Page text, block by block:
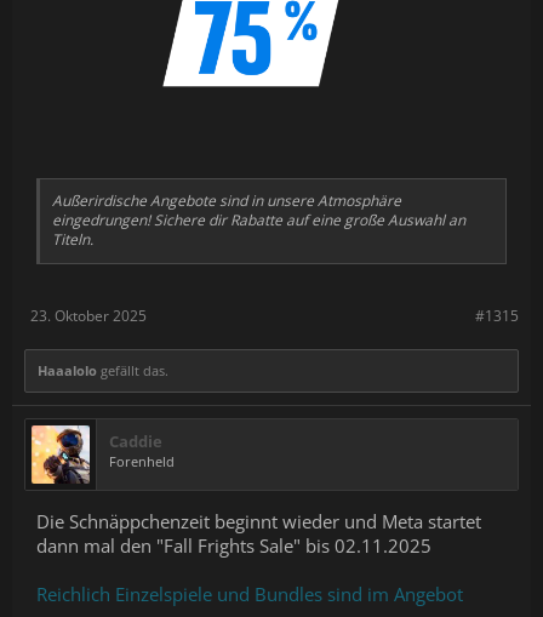
Außerirdische Angebote sind in unsere Atmosphäre
eingedrungen! Sichere dir Rabatte auf eine große Auswahl an
Titeln.
#1315
23. Oktober 2025
Haaalolo gefällt das.
Caddie
Forenheld
Die Schnäppchenzeit beginnt wieder und Meta startet
dann mal den "Fall Frights Sale" bis 02.11.2025
Reichlich Einzelspiele und Bundles sind im Angebot